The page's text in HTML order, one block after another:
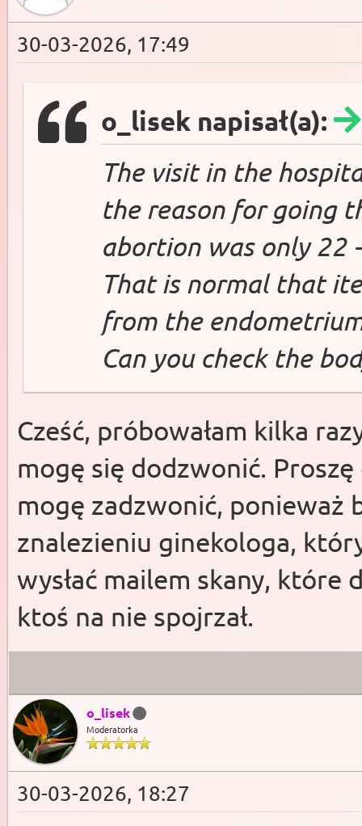
30-03-2026, 17:49
o_lisek napisał(a):
The visit in the
the reason for going
abortion was only 22
That is normal that
from the
Can you check the
Cześć, próbowałam kilka
mogę się dodzwonić.
mogę zadzwonić, ponieważ
znalezieniu ginekologa,
wysłać mailem skany, które
ktoś na nie spojrzał.
o_lisek
Moderatorka
30-03-2026, 18:27